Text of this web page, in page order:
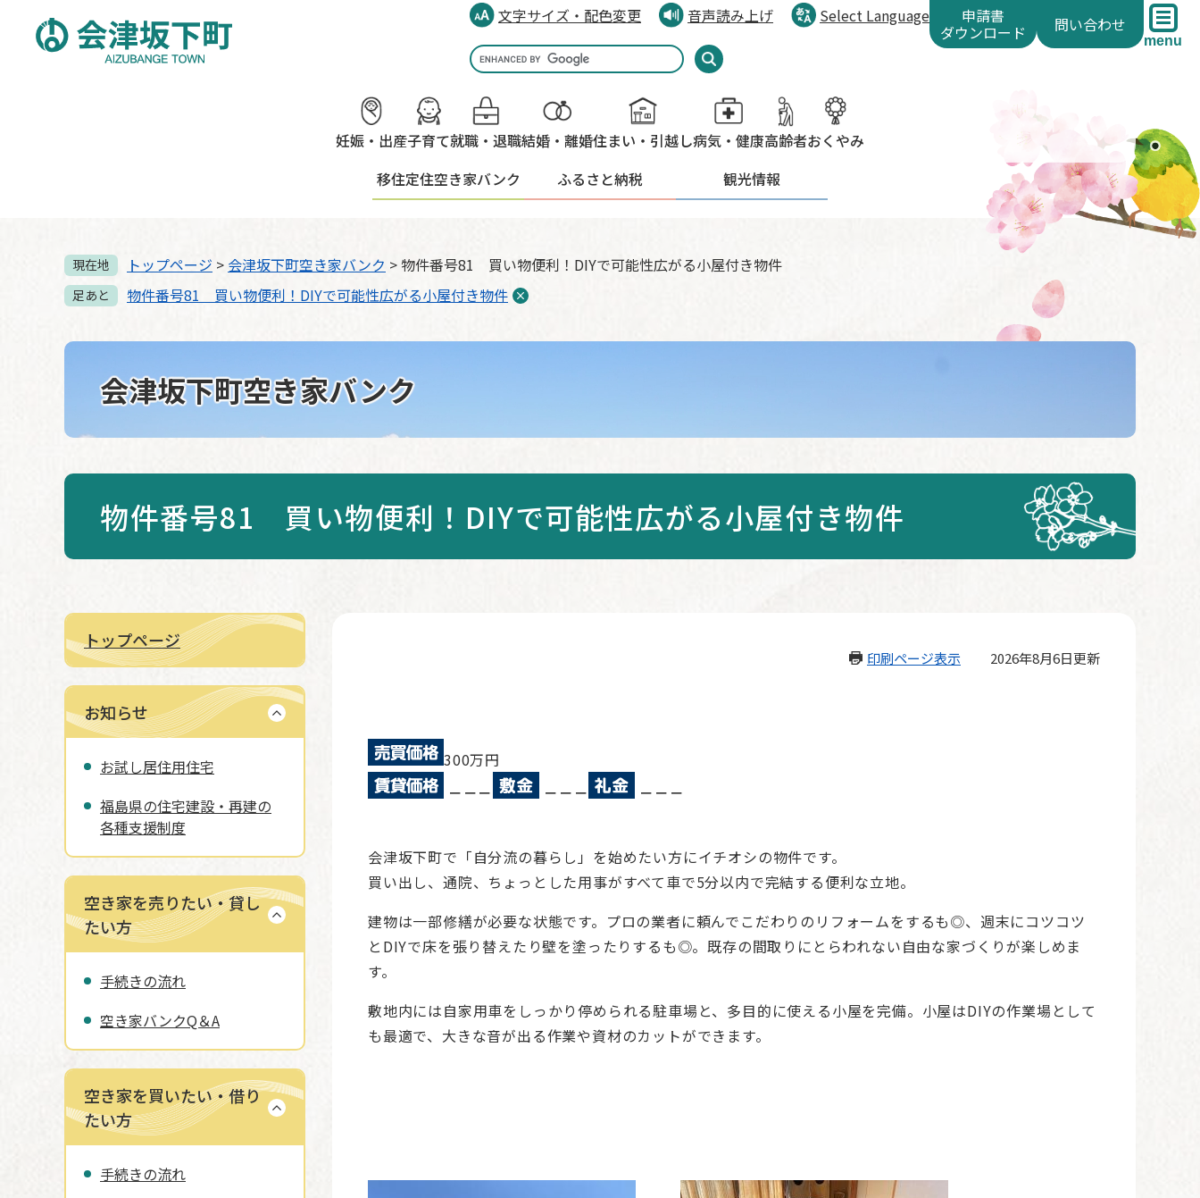
文字サイズ・配色変更 音声読み上げ
Select Language
Google
カ
ス
タ
ム
索
申請書
ダウンロード 問い合わせ
menu
妊娠・出産子育て就職・退職結婚・離婚住まい・引越し病気・健康高齢者おくやみ
移住定住空き家バンク ふるさと納税 観光情報
現在地 トップページ > 会津坂下町空き家バンク > 物件番号81 買い物便利！DIYで可能性広がる小屋付き物件
足あと 物件番号81 買い物便利！DIYで可能性広がる小屋付き物件
会津坂下町空き家バンク
物件番号81 買い物便利！DIYで可能性広がる小屋付き物件
印刷ページ表示 2026年8月6日更新
300万円
－－－
－－－ －－－
会津坂下町で「自分流の暮らし」を始めたい方にイチオシの物件です。
買い出し、通院、ちょっとした用事がすべて車で5分以内で完結する便利な立地。
建物は一部修繕が必要な状態です。プロの業者に頼んでこだわりのリフォームをするも◎、週末にコツコツ
とDIYで床を張り替えたり壁を塗ったりするも◎。既存の間取りにとらわれない自由な家づくりが楽しめま
す。
敷地内には自家用車をしっかり停められる駐車場と、多目的に使える小屋を完備。小屋はDIYの作業場として
も最適で、大きな音が出る作業や資材のカットができます。
トップページ
お知らせ
お試し居住用住宅
福島県の住宅建設・再建の
各種支援制度
空き家を売りたい・貸し
たい方
手続きの流れ
空き家バンクQ＆A
空き家を買いたい・借り
たい方
手続きの流れ